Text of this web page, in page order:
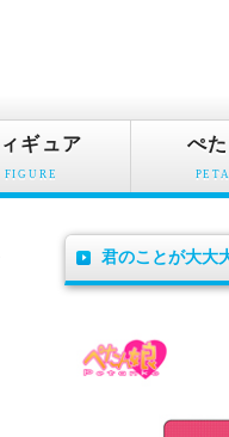
ギュア
FIGURE
ぺ
君のことが大大